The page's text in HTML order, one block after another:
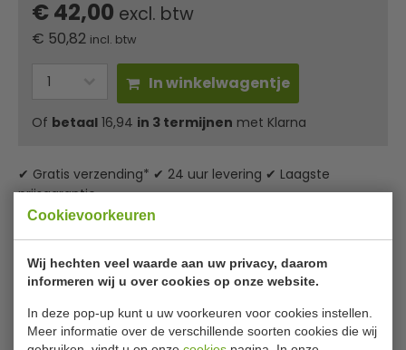
Cookievoorkeuren
Wij hechten veel waarde aan uw privacy, daarom
informeren wij u over cookies op onze website.
In deze pop-up kunt u uw voorkeuren voor cookies instellen.
Meer informatie over de verschillende soorten cookies die wij
€ 42,00 excl. btw
€ 50,82 incl. btw
In winkelwagentje
Of betaal 16,94 in 3 termijnen met Klarna
✔ Gratis verzending* ✔ 24 uur levering ✔ Laagste
prijsgarantie
Olympia Kiln driehoekige borden
krijtwit 16,5 cm (6 stuks)
Het Kiln coupebord vormt met zijn neutrale, krijtwitte
kleurstelling het perfecte canvas voor kleurrijke